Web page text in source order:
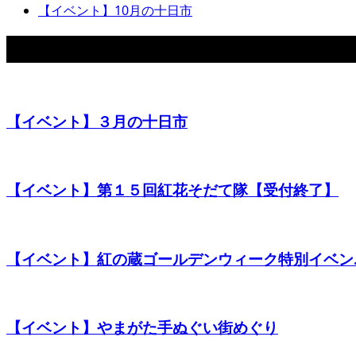
【イベント】10月の十日市
【イベント】３月の十日市
【イベント】第１５回紅花そだて隊【受付終了】
【イベント】紅の蔵ゴールデンウィーク特別イベ
【イベント】やまがた手ぬぐい街めぐり